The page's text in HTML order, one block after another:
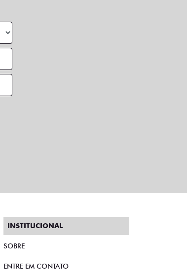
INSTITUCIONAL
SOBRE
ENTRE EM CONTATO